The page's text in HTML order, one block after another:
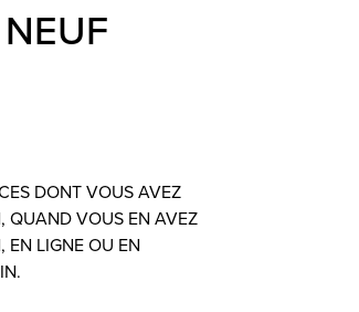
DONT VOUS AVEZ
QUAND VOUS EN AVEZ
EN LIGNE OU EN